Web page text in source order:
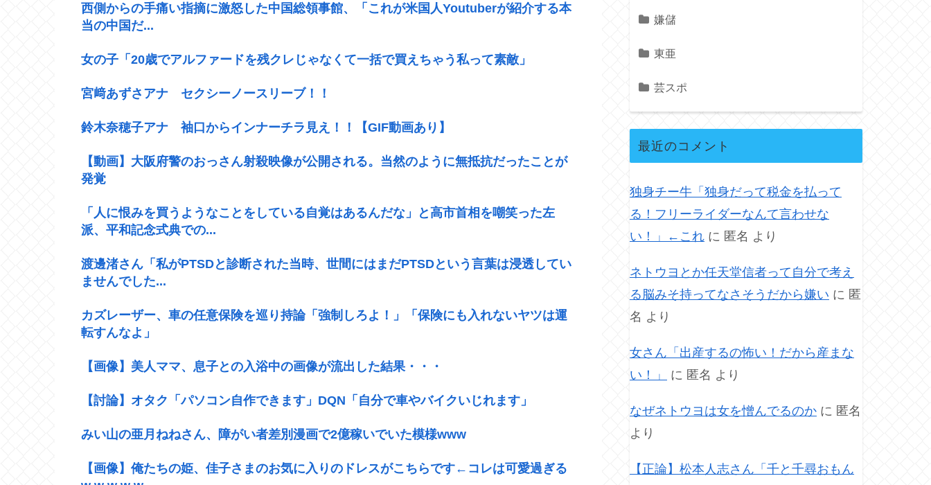
西側からの手痛い指摘に激怒した中国総領事館、「これが米国人Youtuberが紹介する本
当の中国だ...
女の子「20歳でアルファードを残クレじゃなくて一括で買えちゃう私って素敵」
宮﨑あずさアナ セクシーノースリーブ！！
鈴木奈穂子アナ 袖口からインナーチラ見え！！【GIF動画あり】
【動画】大阪府警のおっさん射殺映像が公開される。当然のように無抵抗だったことが
発覚
「人に恨みを買うようなことをしている自覚はあるんだな」と高市首相を嘲笑った左
派、平和記念式典での...
渡邊渚さん「私がPTSDと診断された当時、世間にはまだPTSDという言葉は浸透してい
ませんでした...
カズレーザー、車の任意保険を巡り持論「強制しろよ！」「保険にも入れないヤツは運
転すんなよ」
【画像】美人ママ、息子との入浴中の画像が流出した結果・・・
【討論】オタク「パソコン自作できます」DQN「自分で車やバイクいじれます」
みい山の亜月ねねさん、障がい者差別漫画で2億稼いでいた模様www
【画像】俺たちの姫、佳子さまのお気に入りのドレスがこちらです←コレは可愛過ぎる
嫌儲
東亜
芸スポ
最近のコメント
独身チー牛「独身だって税金を払って
る！フリーライダーなんて言わせな
い！」←これ に 匿名 より
ネトウヨとか任天堂信者って自分で考え
る脳みそ持ってなさそうだから嫌い に 匿
名 より
女さん「出産するの怖い！だから産まな
い！」
に 匿名 より
なぜネトウヨは女を憎んでるのか に 匿名
より
【正論】松本人志さん「千と千尋おもん